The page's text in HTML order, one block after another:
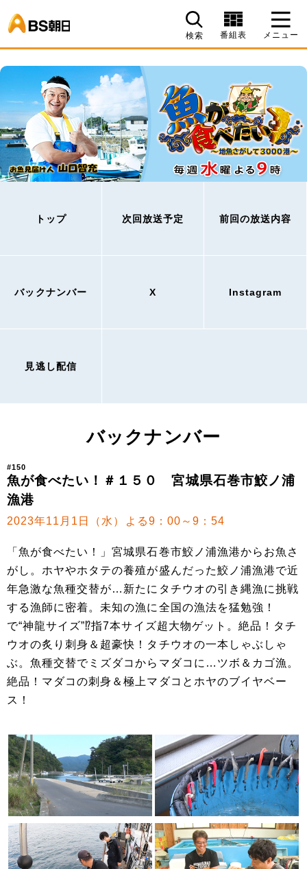
検索 番組表 メニュー
トップ 次回放送予定 前回の放送内容
バックナンバー X Instagram
見逃し配信
バックナンバー
#150
魚が食べたい！＃１５０ 宮城県石巻市鮫ノ浦
漁港
2023年11月1日（水）よる9：00～9：54
「魚が食べたい！」宮城県石巻市鮫ノ浦漁港からお魚さ
がし。ホヤやホタテの養殖が盛んだった鮫ノ浦漁港で近
年急激な魚種交替が…新たにタチウオの引き縄漁に挑戦
する漁師に密着。未知の漁に全国の漁法を猛勉強！
で“神龍サイズ”⁉指7本サイズ超大物ゲット。絶品！タチ
ウオの炙り刺身＆超豪快！タチウオの一本しゃぶしゃ
ぶ。魚種交替でミズダコからマダコに…ツボ＆カゴ漁。
絶品！マダコの刺身＆極上マダコとホヤのブイヤベー
ス！